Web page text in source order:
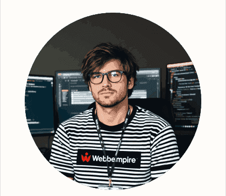
Genom en effektiv implementering av
organiska sökstrategier, säkerställer vi en
bättre synlighet för din webbplats. Efter
grundlig undersökning och identifiering av
strategiska sökord, optimerar vi din
webbplats - från innehåll till struktur och
metadata. Detta gör att vi kan förbättra din
webbplats ranking och därmed också den
övergripande regionala synligheten. Vi ser
till att erbjuda den mest effektivaorganiska
SEO-tjänsten, oavsett vilka lösningar du
behöver. Webbempire optimerar er digitala
marknadsföring så att din verksamhet står
som ledande i SE-resultaten. Som en